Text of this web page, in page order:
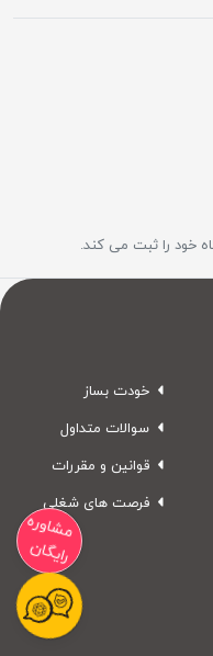
خود را ثبت می کند.
خودت بساز
سوالات متداول
قوانین و مقررات
فرصت های شغلی
مشاوره
رایگان